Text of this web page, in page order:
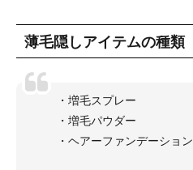
薄毛隠しアイテムの種類
・増毛スプレー
・増毛パウダー
・ヘアーファンデーション